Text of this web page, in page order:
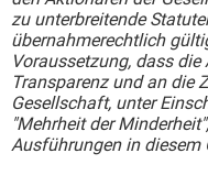
zu unterbreitende
übernahmerechtlich
Voraussetzung, dass
Transparenz und an die
Gesellschaft, unter
"Mehrheit der
Ausführungen in diesem